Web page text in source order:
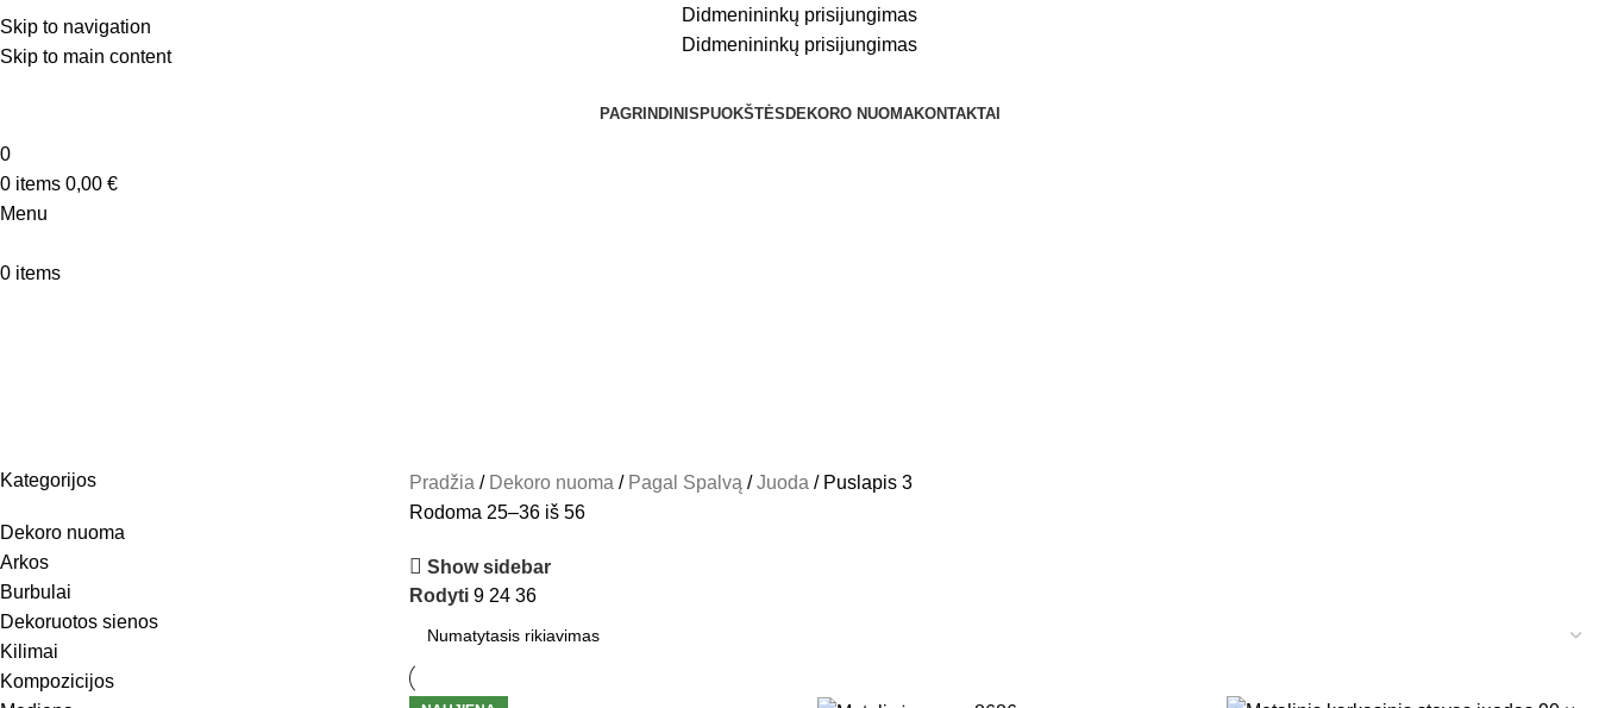
Skip to navigation
Skip to main content
Didmenininkų prisijungimas
Didmenininkų prisijungimas
PAGRINDINIS PUOKŠTĖS DEKORO NUOMAKONTAKTAI
0
0 items 0,00 €
Menu
0 items
Kategorijos
Dekoro nuoma
Arkos
Burbulai
Dekoruotos sienos
Kilimai
Kompozicijos
Pradžia Dekoro nuoma Pagal Spalvą Juoda
Puslapis 3
Rodoma 25–36 iš 56
Show sidebar
Rodyti 9 24 36